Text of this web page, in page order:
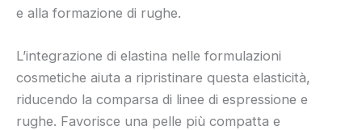
e alla formazione di rughe.
L’integrazione di elastina nelle formulazioni
cosmetiche aiuta a ripristinare questa elasticità,
riducendo la comparsa di linee di espressione e
rughe. Favorisce una pelle più compatta e